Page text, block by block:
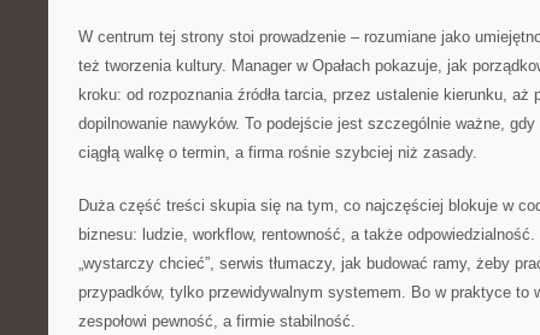
W centrum tej strony stoi prowadzenie – rozumiane jako
też tworzenia kultury. Manager w Opałach pokazuje, jak
kroku: od rozpoznania źródła tarcia, przez ustalenie kierunku, aż
dopilnowanie nawyków. To podejście jest szczególnie ważne,
ciągłą walkę o termin, a firma rośnie szybciej niż zasady.
Duża część treści skupia się na tym, co najczęściej blokuje w
biznesu: ludzie, workflow, rentowność, a także
„wystarczy chcieć”, serwis tłumaczy, jak budować ramy, żeby
przypadków, tylko przewidywalnym systemem. Bo w praktyce to
zespołowi pewność, a firmie stabilność.